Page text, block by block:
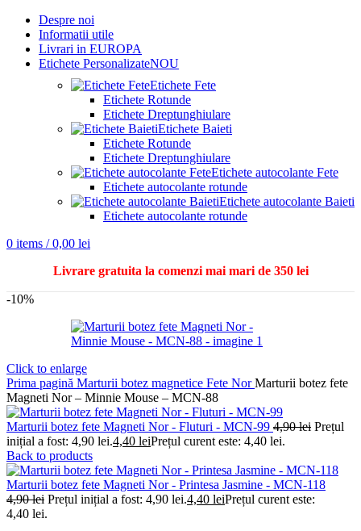
Despre noi
Informatii utile
Livrari in EUROPA
Etichete PersonalizateNOU
Etichete Fete
Etichete Rotunde
Etichete Dreptunghiulare
Etichete Baieti
Etichete Rotunde
Etichete Dreptunghiulare
Etichete autocolante Fete
Etichete autocolante rotunde
Etichete autocolante Baieti
Etichete autocolante rotunde
0 items / 0,00 lei
Livrare gratuita la comenzi mai mari de 350 lei
-10%
Click to enlarge
Prima pagină Marturii botez magnetice Fete NorMarturii botez fete
Magneti Nor – Minnie Mouse – MCN-88
Marturii botez fete Magneti Nor - Fluturi - MCN-99 4,90lei Prețul
inițial a fost: 4,90 lei.4,40 leiPrețul curent este: 4,40 lei.
Back to products
Marturii botez fete Magneti Nor - Printesa Jasmine - MCN-118
4,90lei Prețul inițial a fost: 4,90 lei.4,40 leiPrețul curent este:
4,40 lei.